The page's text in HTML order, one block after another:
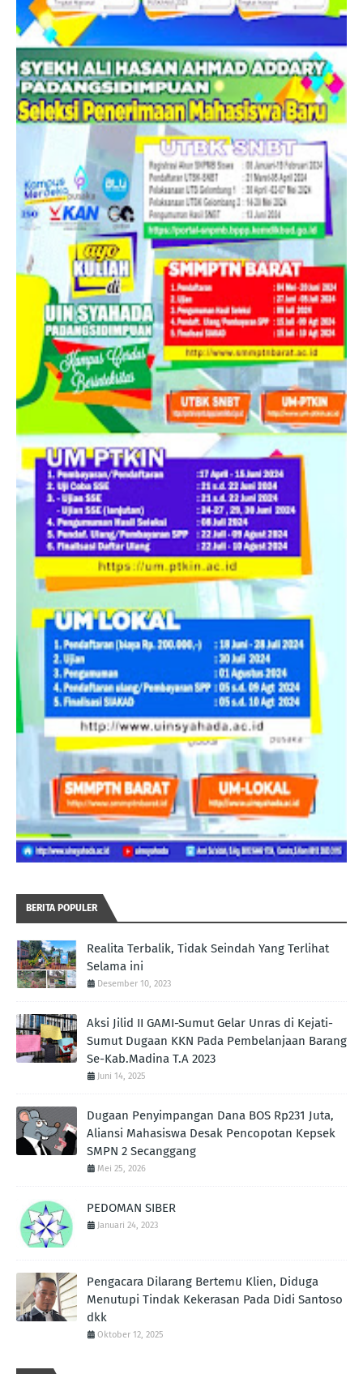
BERITA POPULER
Realita Terbalik, Tidak Seindah Yang Terlihat
Selama ini
Desember 10, 2023
Aksi Jilid II GAMI-Sumut Gelar Unras di Kejati-
Sumut Dugaan KKN Pada Pembelanjaan Barang
Se-Kab.Madina T.A 2023
Juni 14, 2025
Dugaan Penyimpangan Dana BOS Rp231 Juta,
Aliansi Mahasiswa Desak Pencopotan Kepsek
SMPN 2 Secanggang
Mei 25, 2026
PEDOMAN SIBER
Januari 24, 2023
Pengacara Dilarang Bertemu Klien, Diduga
Menutupi Tindak Kekerasan Pada Didi Santoso
dkk
Oktober 12, 2025